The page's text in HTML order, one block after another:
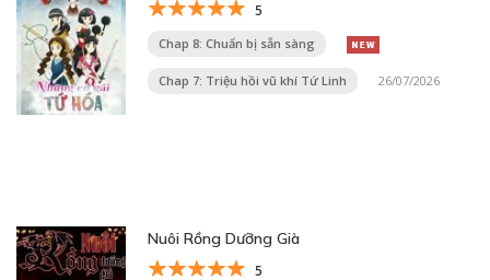
5
Chap 8: Chuẩn bị sẵn sàng
Chap 7: Triệu hồi vũ khí Tứ Linh 26/07/2026
Nuôi Rồng Dưỡng Già
5